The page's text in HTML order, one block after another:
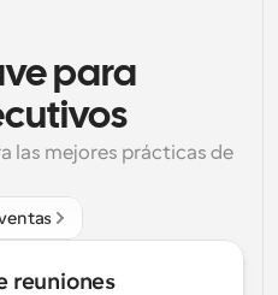
para
las mejores prácticas de
reuniones